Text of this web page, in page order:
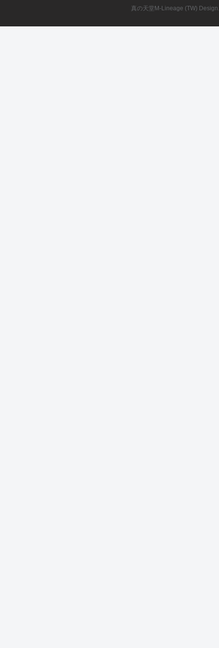
真の天堂M-Lineage (TW)